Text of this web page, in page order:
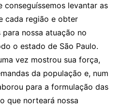
levantar as
cada região e obter
nossa atuação no
o estado de São Paulo.
vez mostrou sua força,
da população e, num
para a formulação das
que norteará nossa